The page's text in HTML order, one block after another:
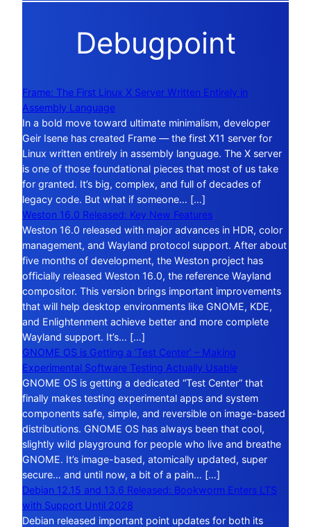
Debugpoint
Frame: The First Linux X Server Written Entirely in
Assembly Language
In a bold move toward ultimate minimalism, developer
Geir Isene has created Frame — the first X11 server for
Linux written entirely in assembly language. The X server
is one of those foundational pieces that most of us take
for granted. It’s big, complex, and full of decades of
legacy code. But what if someone… […]
Weston 16.0 Released: Key New Features
Weston 16.0 released with major advances in HDR, color
management, and Wayland protocol support. After about
five months of development, the Weston project has
officially released Weston 16.0, the reference Wayland
compositor. This version brings important improvements
that will help desktop environments like GNOME, KDE,
and Enlightenment achieve better and more complete
Wayland support. It’s… […]
GNOME OS is Getting a ‘Test Center’ – Making
Experimental Software Testing Actually Usable
GNOME OS is getting a dedicated “Test Center” that
finally makes testing experimental apps and system
components safe, simple, and reversible on image-based
distributions. GNOME OS has always been that cool,
slightly wild playground for people who live and breathe
GNOME. It’s image-based, atomically updated, super
secure… and until now, a bit of a pain… […]
Debian 12.15 and 13.6 Released: Bookworm Enters LTS
with Support Until 2028
Debian released important point updates for both its